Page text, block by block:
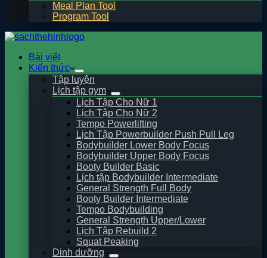
Meal Plan Tool
Program Tool
Bài viết
Kiến thức
Tập luyện
Lịch tập gym
Lịch Tập Cho Nữ 1
Lịch Tập Cho Nữ 2
Tempo Powerlifting
Lịch Tập Powerbuilder Push Pull Leg
Bodybuilder Lower Body Focus
Bodybuilder Upper Body Focus
Booty Builder Basic
Lịch tập Bodybuilder Intermediate
General Strength Full Body
Booty Builder Intermediate
Tempo Bodybuilding
General Strength Upper/Lower
Lịch Tập Rebuild 2
Squat Peaking
Dinh dưỡng